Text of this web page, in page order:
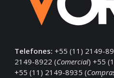
Telefones: +55 (11) 2149-
2149-8922 (Comercial) +55
+55 (11) 2149-8935 (